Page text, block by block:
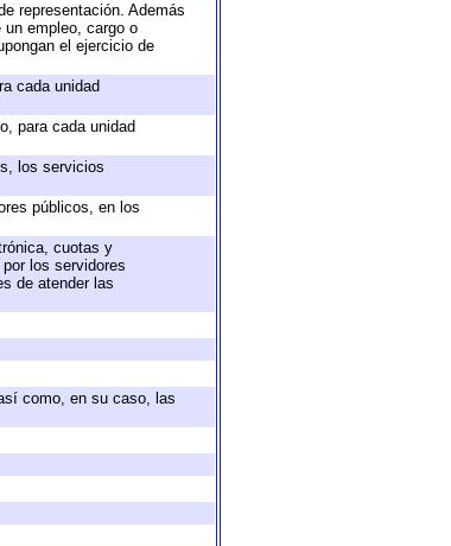
representación. Además
empleo, cargo o
el ejercicio de
cada unidad
para cada unidad
los servicios
públicos, en los
cuotas y
los servidores
de atender las
como, en su caso, las